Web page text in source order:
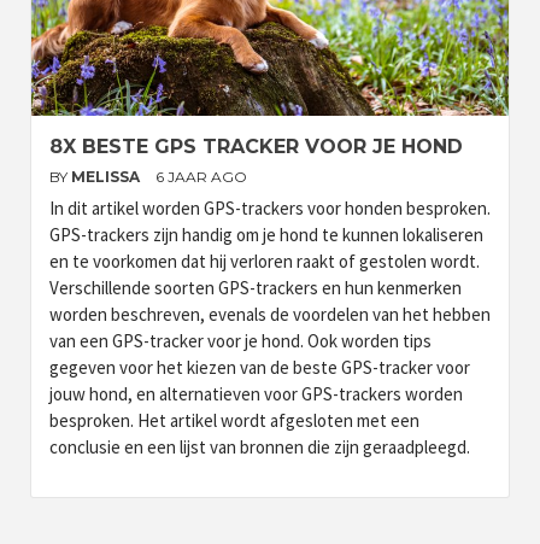
8X BESTE GPS TRACKER VOOR JE HOND
BY MELISSA 6 JAAR AGO
In dit artikel worden GPS-trackers voor honden besproken.
GPS-trackers zijn handig om je hond te kunnen lokaliseren
en te voorkomen dat hij verloren raakt of gestolen wordt.
Verschillende soorten GPS-trackers en hun kenmerken
worden beschreven, evenals de voordelen van het hebben
van een GPS-tracker voor je hond. Ook worden tips
gegeven voor het kiezen van de beste GPS-tracker voor
jouw hond, en alternatieven voor GPS-trackers worden
besproken. Het artikel wordt afgesloten met een
conclusie en een lijst van bronnen die zijn geraadpleegd.